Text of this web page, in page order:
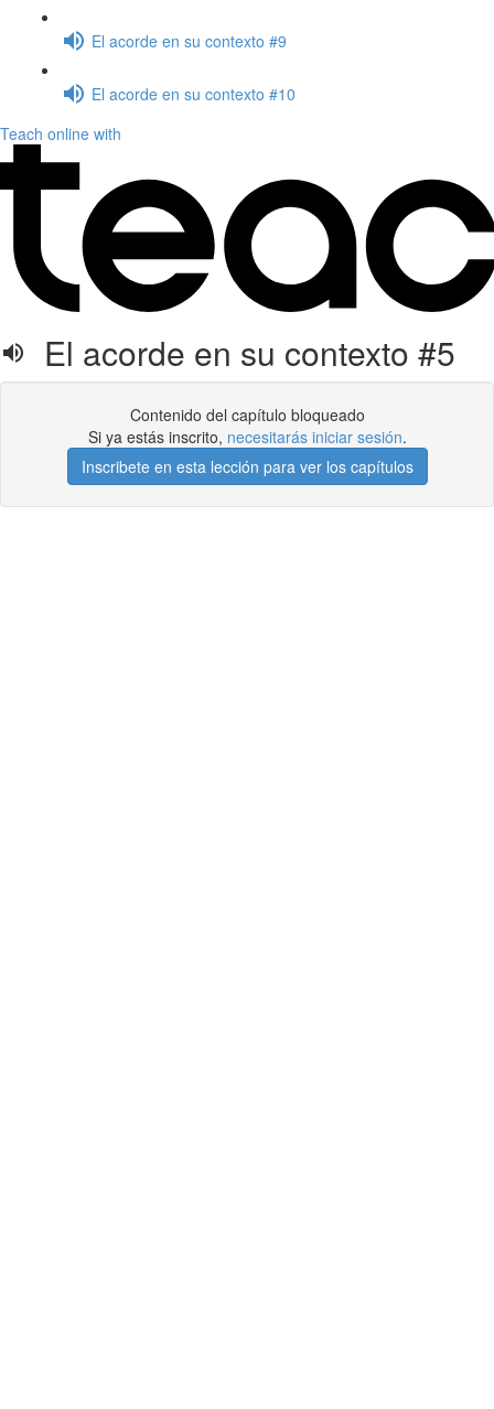
El acorde en su contexto #9
El acorde en su contexto #10
Teach online with
El acorde en su contexto #5
Contenido del capítulo bloqueado
Si ya estás inscrito, necesitarás iniciar sesión.
Inscribete en esta lección para ver los capítulos